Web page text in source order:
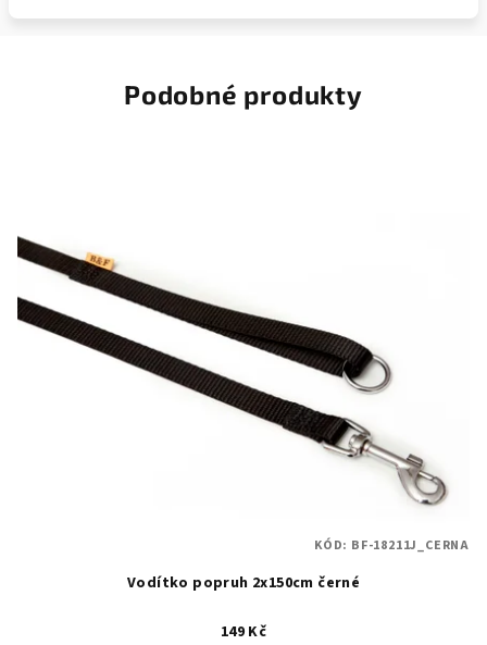
Podobné produkty
Vodítko popruh 2x150cm černé
149 Kč
KÓD: BF-18211J_CERNA